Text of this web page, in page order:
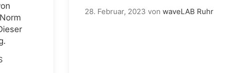
28. Februar, 2023 von waveLAB Ruhr